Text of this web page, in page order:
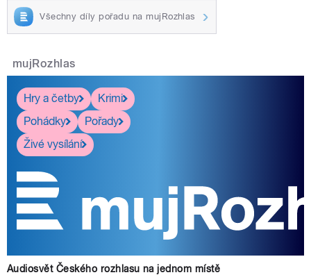
Všechny díly pořadu na mujRozhlas
mujRozhlas
Hry a četby
Krimi
Pohádky
Pořady
Živé vysílání
Audiosvět Českého rozhlasu na jednom místě